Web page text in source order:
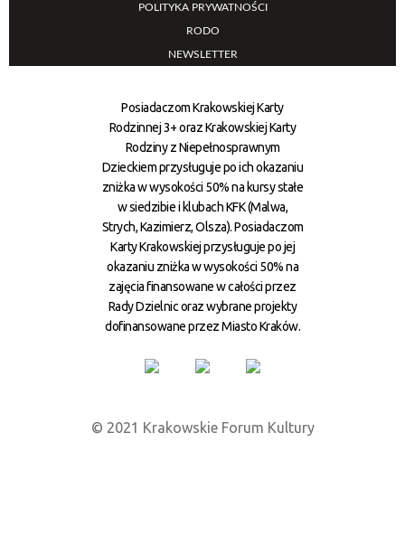
POLITYKA PRYWATNOŚCI
RODO
NEWSLETTER
Posiadaczom Krakowskiej Karty
Rodzinnej 3+ oraz Krakowskiej Karty
Rodziny z Niepełnosprawnym
Dzieckiem przysługuje po ich okazaniu
zniżka w wysokości 50% na kursy stałe
w siedzibie i klubach KFK (Malwa,
Strych, Kazimierz, Olsza). Posiadaczom
Karty Krakowskiej przysługuje po jej
okazaniu zniżka w wysokości 50% na
zajęcia finansowane w całości przez
Rady Dzielnic oraz wybrane projekty
dofinansowane przez Miasto Kraków.
© 2021 Krakowskie Forum Kultury